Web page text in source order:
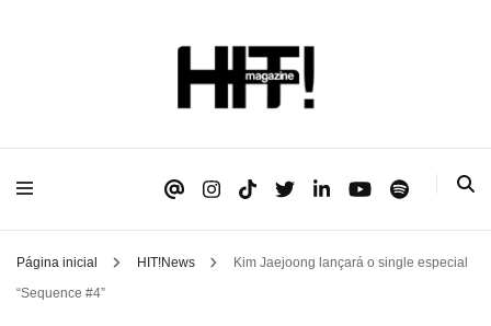
HIT!Magazine
Página inicial HIT!News
Kim Jaejoong lançará o single especial
“Sequence #4”